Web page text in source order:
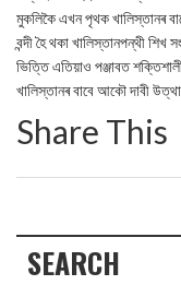
মুকলিকৈ এখন পৃথক খালিস্তানৰ
বন্দী হৈ থকা খালিস্তানপন্থী শিখ
ভিত্তি এতিয়াও পঞ্জাবত
খালিস্তানৰ বাবে আকৌ দাবী
Share This
SEARCH